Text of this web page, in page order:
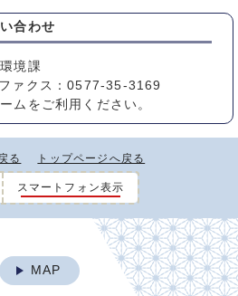
合わせ
境課
ァクス：0577-35-3169
ムをご利用ください。
る トップページへ戻る
スマートフォン表示
MAP